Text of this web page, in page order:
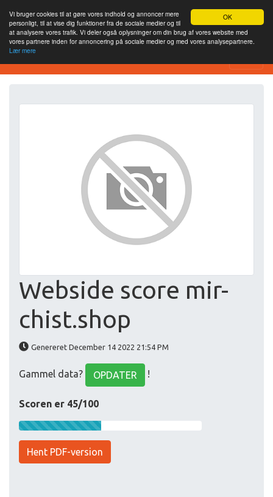
OK
Vi bruger cookies til at gøre vores indhold og annoncer mere
personligt, til at vise dig funktioner fra de sociale medier og til
at analysere vores trafik. Vi deler også oplysninger om din brug af vores website med
vores partnere inden for annoncering på sociale medier og med vores analysepartnere.
Lær mere
SEO Analytics
Webside score mir-
chist.shop
Genereret December 14 2022 21:54 PM
Gammel data? OPDATER !
Scoren er 45/100
Hent PDF-version